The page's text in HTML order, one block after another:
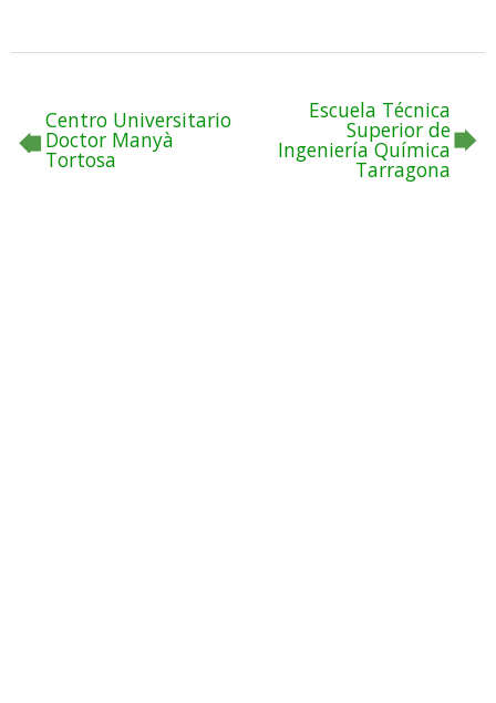
Centro Universitario
Doctor Manyà
Tortosa
Escuela Técnica
Superior de
Ingeniería Química
Tarragona